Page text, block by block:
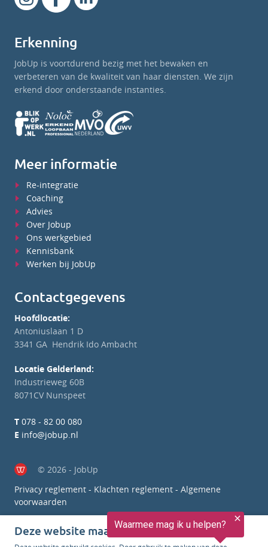
Erkenning
JobUp is voortdurend bezig met het bewaken en
verbeteren van de kwaliteit van haar diensten. We zijn
erkend door onderstaande instanties.
Meer informatie
Re-integratie
Coaching
Advies
Over Jobup
Ons werkgebied
Kennisbank
Werken bij JobUp
Contactgegevens
Hoofdlocatie:
Antoniuslaan 1 D
3341 GA Hendrik Ido Ambacht
Locatie Gelderland:
Industrieweg 60B
8071CV Nunspeet
T 078 - 82 00 080
E info@jobup.nl
© 2026 - JobUp
Privacy reglement - Klachten reglement - Algemene
voorwaarden
Deze website maakt gebruik van cookies